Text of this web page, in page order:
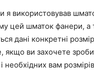
я використовував
цей шматок фанери, а
дані конкретні
якщо ви захочете
необхідних вам